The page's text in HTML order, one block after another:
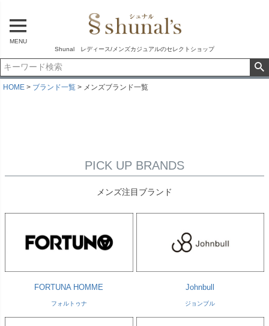
MENU
Shunal レディース/メンズカジュアルのセレクトショップ
HOME ブランド一覧 メンズブランド一覧
PICK UP BRANDS
メンズ注目ブランド
FORTUNA HOMME
フォルトゥナ
Johnbull
ジョンブル